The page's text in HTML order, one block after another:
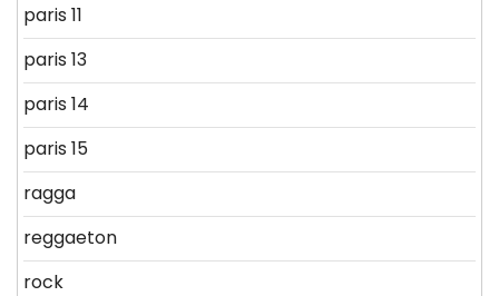
paris 11
paris 13
paris 14
paris 15
ragga
reggaeton
rock